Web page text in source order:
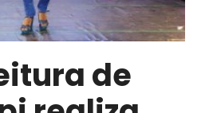
clima
de
2026
de